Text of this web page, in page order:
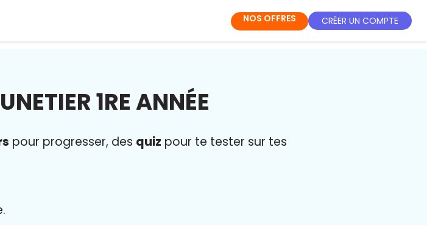
NOS OFFRES CRÉER UN COMPTE
1RE ANNÉE
pour progresser, des quiz pour te tester sur tes